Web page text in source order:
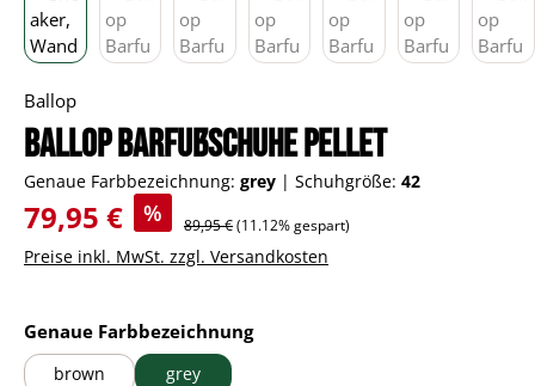
Ballop
Ballop Barfußschuhe Pellet
Genaue Farbbezeichnung: grey | Schuhgröße: 42
Verkaufspreis:
79,95 € % Regulärer Preis:
89,95 €(11.12% gespart)
Preise inkl. MwSt. zzgl. Versandkosten
Genaue Farbbezeichnungauswählen
brown grey